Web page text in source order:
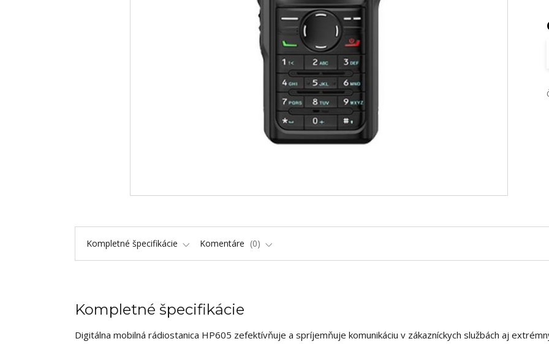
Kompletné špecifikácie Komentáre 0
Kompletné špecifikácie
Digitálna mobilná rádiostanica HP605 zefektívňuje a spríjemňuje komunikáciu v zákazníckych službách aj